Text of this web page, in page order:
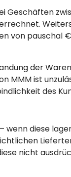
Geschäften
von pauschal
der
MMM ist
des
wenn diese
nicht